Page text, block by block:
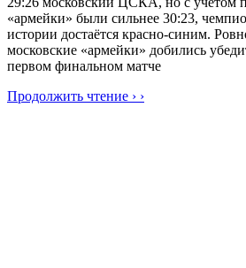
«армейки» были сильнее 30:23,
истории достаётся красно-синим.
московские «армейки» добились
первом финальном матче
Продолжить чтение › ›